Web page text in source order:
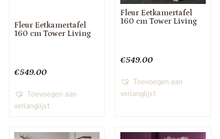
Fleur Eetkamertafel
160 cm Tower Living
€549.00
Toevoegen aan
verlanglijst
Fleur Eetkamertafel
160 cm Tower Living
€549.00
Toevoegen aan
verlanglijst